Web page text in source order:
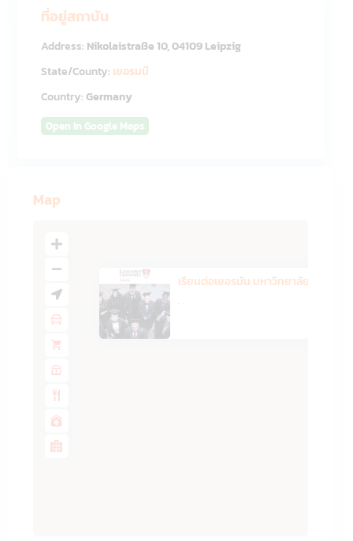
ที่อยู่สถาบัน
Address: Nikolaistraße 10, 04109 Leipzig
State/County: เยอรมนี
Country:Germany
Open In Google Maps
Map
เรียนต่อเยอรมัน มหาวิทยาลัยชั้...
· ·